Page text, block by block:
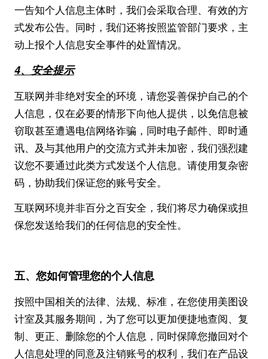
一告知个人信息主体时，我们会采取合理、有效的方
式发布公告。同时，我们还将按照监管部门要求，主
动上报个人信息安全事件的处置情况。
4、安全提示
互联网并非绝对安全的环境，请您妥善保护自己的个
人信息，仅在必要的情形下向他人提供，以免信息被
窃取甚至遭遇电信网络诈骗，同时电子邮件、即时通
讯、及与其他用户的交流方式并未加密，我们强烈建
议您不要通过此类方式发送个人信息。请使用复杂密
码，协助我们保证您的账号安全。
互联网环境并非百分之百安全，我们将尽力确保或担
保您发送给我们的任何信息的安全性。
五、您如何管理您的个人信息
按照中国相关的法律、法规、标准，在您使用美图设
计室及其服务期间，为了您可以更加便捷地查阅、复
制、更正、删除您的个人信息，同时保障您撤回对个
人信息处理的同意及注销账号的权利，我们在产品设